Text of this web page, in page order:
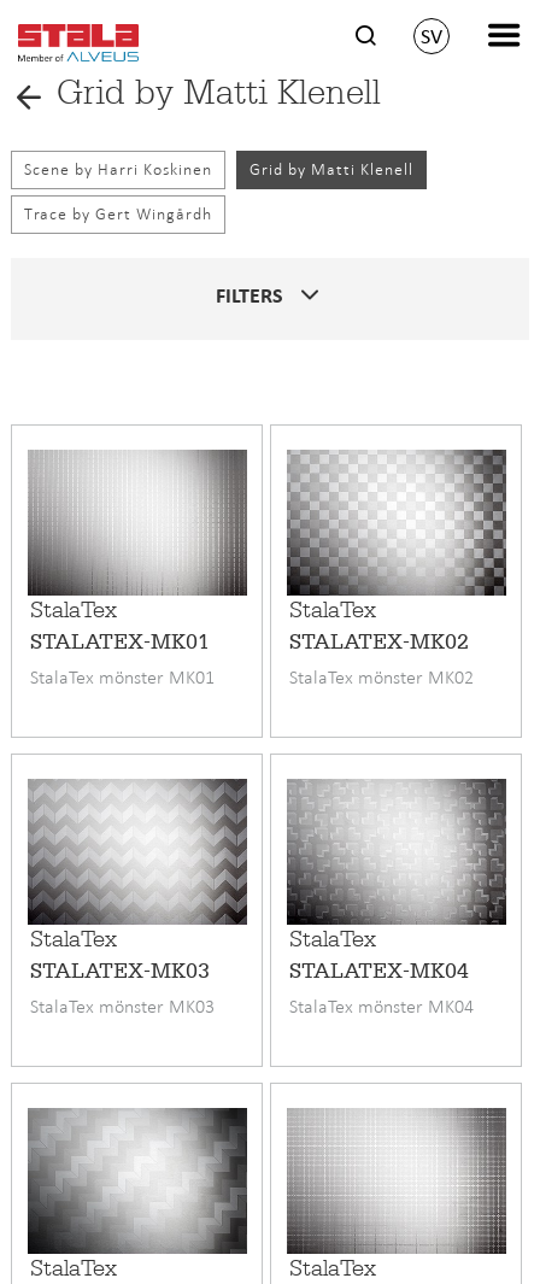
SV
Grid by Matti Klenell
Scene by Harri Koskinen Grid by Matti Klenell
Trace by Gert Wingårdh
FILTERS
StalaTex
STALATEX-MK01
StalaTex mönster MK01
StalaTex
STALATEX-MK02
StalaTex mönster MK02
StalaTex
STALATEX-MK03
StalaTex mönster MK03
StalaTex
STALATEX-MK04
StalaTex mönster MK04
StalaTex StalaTex